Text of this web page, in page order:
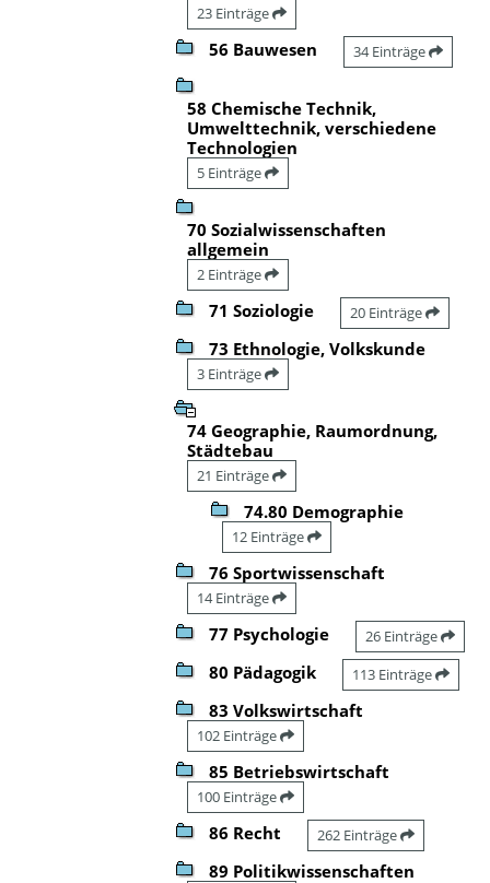
23 Einträge
56 Bauwesen 34 Einträge
58 Chemische Technik,
Umwelttechnik, verschiedene
Technologien
5 Einträge
70 Sozialwissenschaften
allgemein
2 Einträge
71 Soziologie 20 Einträge
73 Ethnologie, Volkskunde
3 Einträge
74 Geographie, Raumordnung,
Städtebau
21 Einträge
74.80 Demographie
12 Einträge
76 Sportwissenschaft
14 Einträge
77 Psychologie 26 Einträge
80 Pädagogik 113 Einträge
83 Volkswirtschaft
102 Einträge
85 Betriebswirtschaft
100 Einträge
86 Recht 262 Einträge
89 Politikwissenschaften